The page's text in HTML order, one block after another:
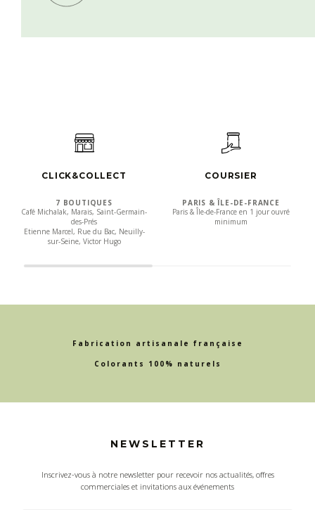
CLICK&COLLECT
7 BOUTIQUES
Café Michalak, Marais, Saint-Germain-
des-Prés
Etienne Marcel, Rue du Bac, Neuilly-
sur-Seine, Victor Hugo
COURSIER
PARIS & ÎLE-DE-FRANCE
Paris & Île-de-France en 1 jour ouvré
minimum
Fabrication artisanale française
Colorants 100% naturels
NEWSLETTER
Inscrivez-vous à notre newsletter pour recevoir nos actualités, offres
commerciales et invitations aux événements